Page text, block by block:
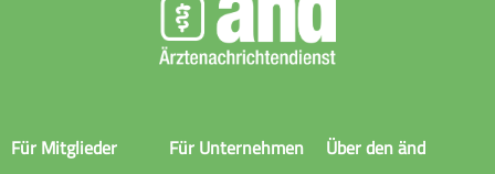
Für Mitglieder
Für Unternehmen
Über den änd